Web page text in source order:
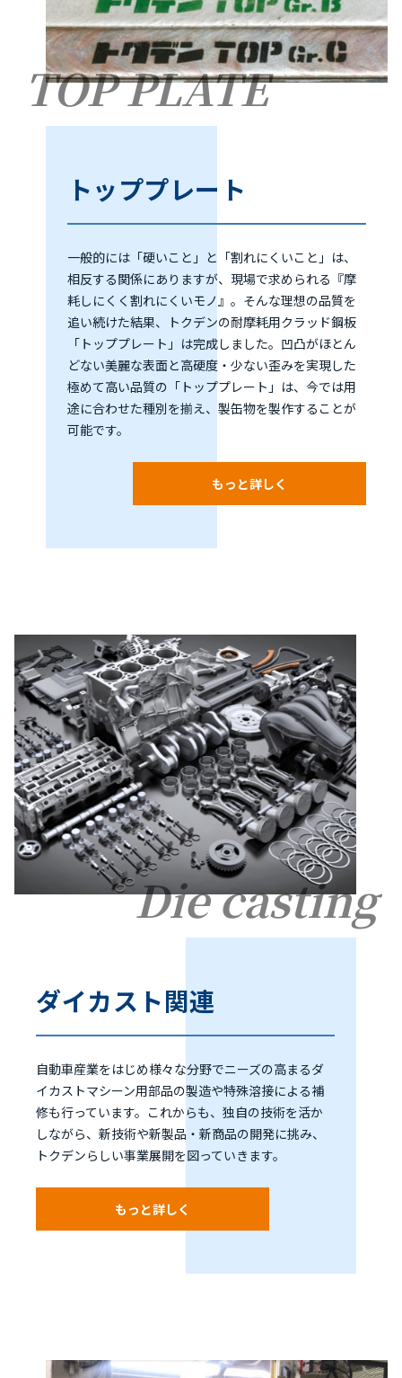
TOP PLATE
トッププレート
一般的には「硬いこと」と「割れにくいこと」は、
相反する関係にありますが、現場で求められる『摩
耗しにくく割れにくいモノ』。そんな理想の品質を
追い続けた結果、トクデンの耐摩耗用クラッド鋼板
「トッププレート」は完成しました。凹凸がほとん
どない美麗な表面と高硬度・少ない歪みを実現した
極めて高い品質の「トッププレート」は、今では用
途に合わせた種別を揃え、製缶物を製作することが
可能です。
もっと詳しく
Die casting
ダイカスト関連
自動車産業をはじめ様々な分野でニーズの高まるダ
イカストマシーン用部品の製造や特殊溶接による補
修も行っています。これからも、独自の技術を活か
しながら、新技術や新製品・新商品の開発に挑み、
トクデンらしい事業展開を図っていきます。
もっと詳しく